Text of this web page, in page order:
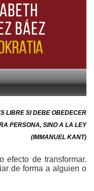
LIBRE SI DEBE OBEDECER
PERSONA, SINO A LA LEY
(IMMANUEL KANT)
efecto de transformar.
de forma a alguien o